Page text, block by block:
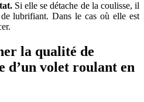
Si elle se détache de la coulisse, il
lubrifiant. Dans le cas où elle est
la qualité de
d’un volet roulant en